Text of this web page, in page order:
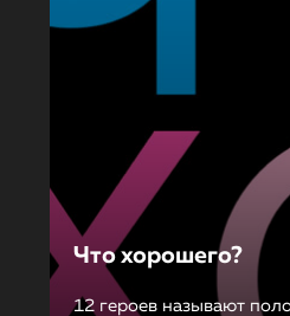
Что хорошего?
12 героев называют